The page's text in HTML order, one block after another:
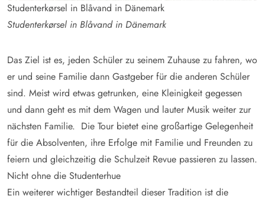
Studenterkørsel in Blåvand in Dänemark
Studenterkørsel in Blåvand in Dänemark
Das Ziel ist es, jeden Schüler zu seinem Zuhause zu fahren, wo
er und seine Familie dann Gastgeber für die anderen Schüler
sind. Meist wird etwas getrunken, eine Kleinigkeit gegessen
und dann geht es mit dem Wagen und lauter Musik weiter zur
nächsten Familie. Die Tour bietet eine großartige Gelegenheit
für die Absolventen, ihre Erfolge mit Familie und Freunden zu
feiern und gleichzeitig die Schulzeit Revue passieren zu lassen.
Nicht ohne die Studenterhue
Ein weiterer wichtiger Bestandteil dieser Tradition ist die